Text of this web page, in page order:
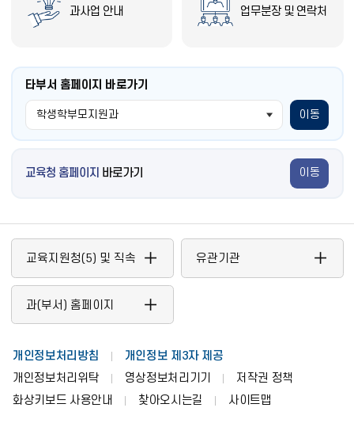
과사업 안내 업무분장 및 연락처
타부서 홈페이지 바로가기
이동
교육청 홈페이지 바로가기 이동
교육지원청(5) 및 직속
기관
유관기관
과(부서) 홈페이지
개인정보처리방침
개인정보 제3자 제공
개인정보처리위탁
영상정보처리기기
저작권 정책
화상키보드 사용안내
찾아오시는길 사이트맵